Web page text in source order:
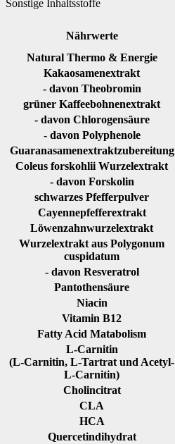
Sonstige Inhaltsstoffe
Nährwerte
Natural Thermo & Energie
Kakaosamenextrakt
- davon Theobromin
grüner Kaffeebohnenextrakt
- davon Chlorogensäure
- davon Polyphenole
Guaranasamenextraktzubereitung
Coleus forskohlii Wurzelextrakt
- davon Forskolin
schwarzes Pfefferpulver
Cayennepfefferextrakt
Löwenzahnwurzelextrakt
Wurzelextrakt aus Polygonum
cuspidatum
- davon Resveratrol
Pantothensäure
Niacin
Vitamin B12
Fatty Acid Matabolism
L-Carnitin
(L-Carnitin, L-Tartrat und Acetyl-
L-Carnitin)
Cholincitrat
CLA
HCA
Quercetindihydrat